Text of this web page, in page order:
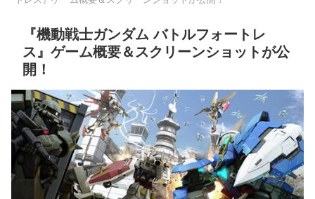
『機動戦士ガンダム バトルフォートレ
ス』ゲーム概要＆スクリーンショットが公
開！